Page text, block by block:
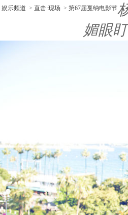
娱乐频道 > 直击·现场 > 第67届戛纳电影节
媚眼